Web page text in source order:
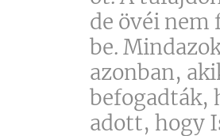
de övéi nem
be.
azonban,
befogadták,
adott, hogy